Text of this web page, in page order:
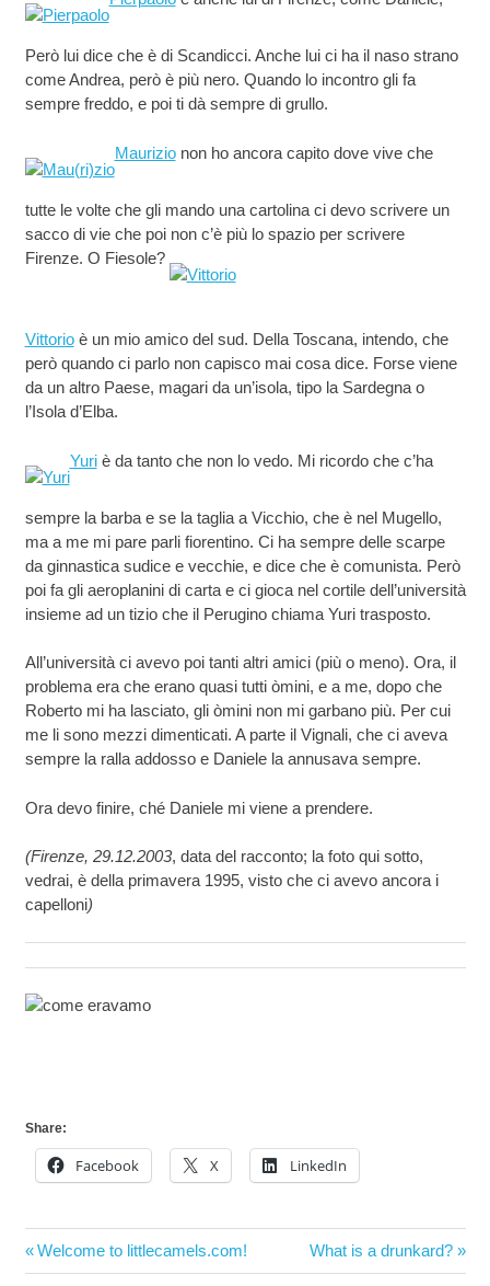
Però lui dice che è di Scandicci. Anche lui ci ha il naso strano
come Andrea, però è più nero. Quando lo incontro gli fa
sempre freddo, e poi ti dà sempre di grullo.
Maurizionon ho ancora capito dove vive che
tutte le volte che gli mando una cartolina ci devo scrivere un
sacco di vie che poi non c’è più lo spazio per scrivere
Firenze. O Fiesole?
Vittorioè un mio amico del sud. Della Toscana, intendo, che
però quando ci parlo non capisco mai cosa dice. Forse viene
da un altro Paese, magari da un’isola, tipo la Sardegna o
l’Isola d’Elba.
Yuriè da tanto che non lo vedo. Mi ricordo che c’ha
sempre la barba e se la taglia a Vicchio, che è nel Mugello,
ma a me mi pare parli fiorentino. Ci ha sempre delle scarpe
da ginnastica sudice e vecchie, e dice che è comunista. Però
poi fa gli aeroplanini di carta e ci gioca nel cortile dell’università
insieme ad un tizio che il Perugino chiama Yuri trasposto.
All’università ci avevo poi tanti altri amici (più o meno). Ora, il
problema era che erano quasi tutti òmini, e a me, dopo che
Roberto mi ha lasciato, gli òmini non mi garbano più. Per cui
me li sono mezzi dimenticati. A parte il Vignali, che ci aveva
sempre la ralla addosso e Daniele la annusava sempre.
Ora devo finire, ché Daniele mi viene a prendere.
(Firenze, 29.12.2003, data del racconto; la foto qui sotto,
vedrai, è della primavera 1995, visto che ci avevo ancora i
capelloni)
Share:
Facebook X LinkedIn
Post
navigation
Previous
Post:
Welcome to littlecamels.com!
Next
Post:
What is a drunkard?